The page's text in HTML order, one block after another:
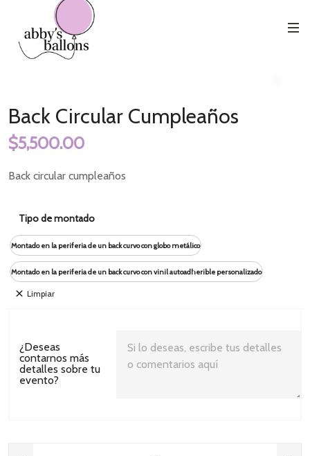
Inicio Cumpleaños
Back Circular Cumpleaños
$5,500.00
Back circular cumpleaños
Tipo de montado
Montado en la periferia de un back curvo con globo metálico
Montado en la periferia de un back curvo con vinil autoadherible personalizado
Limpiar
¿Deseas
contarnos más
detalles sobre tu
evento?